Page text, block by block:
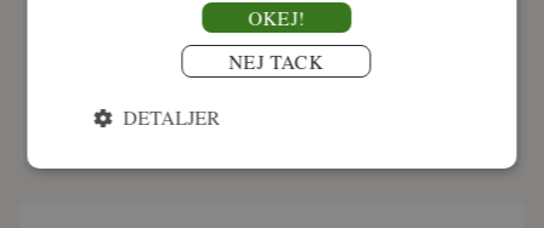
100 % svenskt viltkött. Köttet kan ha varit fryst före
leverans men går utmärkt att frysa igen utan att smaken
OKEJ!
NEJ TACK
DETALJER